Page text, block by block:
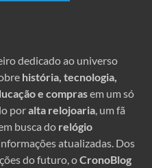
dedicado ao universo
história, tecnologia,
e comprasem um só
poralta relojoaria, um fã
busca do relógio
atualizadas. Dos
do futuro, oCronoBlog